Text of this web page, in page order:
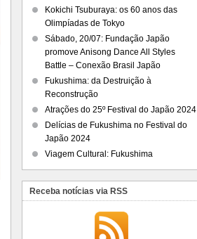
Kokichi Tsuburaya: os 60 anos das
Olimpíadas de Tokyo
Sábado, 20/07: Fundação Japão
promove Anisong Dance All Styles
Battle – Conexão Brasil Japão
Fukushima: da Destruição à
Reconstrução
Atrações do 25º Festival do Japão 2024
Delícias de Fukushima no Festival do
Japão 2024
Viagem Cultural: Fukushima
Receba notícias via RSS